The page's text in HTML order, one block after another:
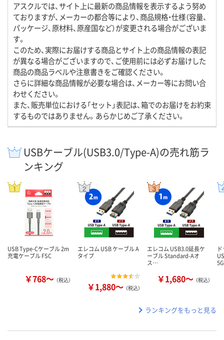
アスクルでは、サイト上に最新の商品情報を表示するよう努め
ておりますが、メーカーの都合等により、商品規格・仕様（容量、
パッケージ、原材料、原産国など）が変更される場合がございま
す。
このため、実際にお届けする商品とサイト上の商品情報の表記
が異なる場合がございますので、ご使用前には必ずお届けした
商品の商品ラベルや注意書きをご確認ください。
さらに詳細な商品情報が必要な場合は、メーカー等にお問い合
わせください。
また、販売単位における「セット」表記は、箱でのお届けをお約束
するものではありません。あらかじめご了承ください。
USBケーブル(USB3.0/Type-A)の売れ筋ラ
ンキング
USB Type-Cケーブル 2m
充電ケーブル FSC
￥768～ （税込）
エレコム USB ケーブル A
タイプ
￥1,880～ （税込）
エレコム USB3.0延長ケ
ーブル Standard-Aオ
ス…
￥1,680～ （税込）
ランキングをもっと見る